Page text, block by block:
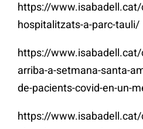
https://
hospitalitzats-a-parc-tauli/
https://
arriba-a-setmana-santa-
de-pacients-covid-en-un-
https://